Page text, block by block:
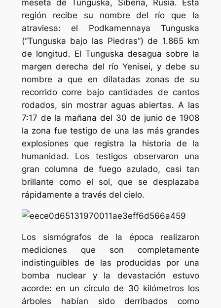
meseta de Tunguska, Siberia, Rusia. Esta
región recibe su nombre del río que la
atraviesa: el Podkamennaya Tunguska
(“Tunguska bajo las Piedras”) de 1.865 km
de longitud. El Tunguska desagua sobre la
margen derecha del río Yenisei, y debe su
nombre a que en dilatadas zonas de su
recorrido corre bajo cantidades de cantos
rodados, sin mostrar aguas abiertas. A las
7:17 de la mañana del 30 de junio de 1908
la zona fue testigo de una las más grandes
explosiones que registra la historia de la
humanidad. Los testigos observaron una
gran columna de fuego azulado, casi tan
brillante como el sol, que se desplazaba
rápidamente a través del cielo.
Los sismógrafos de la época realizaron
mediciones que son completamente
indistinguibles de las producidas por una
bomba nuclear y la devastación estuvo
acorde: en un círculo de 30 kilómetros los
árboles habían sido derribados como